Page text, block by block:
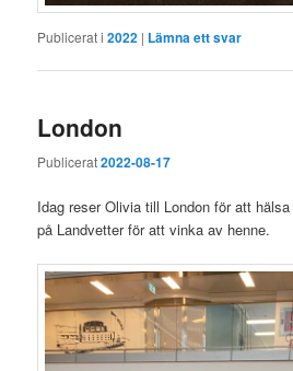
Publicerat i 2022 | Lämna ett svar
London
Publicerat2022-08-17
Idag reser Olivia till London för att
på Landvetter för att vinka av henne.